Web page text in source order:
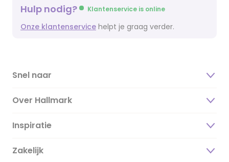
Hulp nodig? Klantenservice is online
Onze klantenservice helpt je graag verder.
Snel naar
Over Hallmark
Over ons
Duurzaamheid
Inspiratie
Magazine
Zakelijk